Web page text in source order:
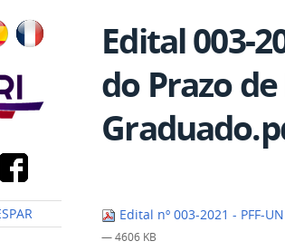
Edital 003-
do Prazo
Edital nº 003-2021 - PFF-
— 4606 KB